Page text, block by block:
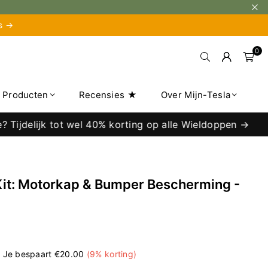
→
0
Producten Recensies ★ Over Mijn-Tesla
tot wel 40% korting op alle Wieldoppen →
Motorkap & Bumper Bescherming -
Je bespaart €20.00 (9% korting)